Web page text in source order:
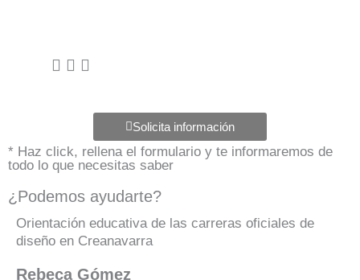
Solicita información
* Haz click, rellena el formulario y te informaremos de
todo lo que necesitas saber
¿Podemos ayudarte?
Orientación educativa de las carreras oficiales de
diseño en Creanavarra
Rebeca Gómez